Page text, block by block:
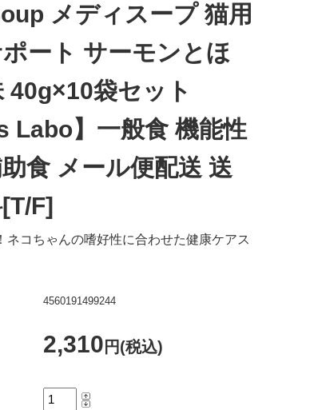
メディスープ 猫用
ート サーモンとほ
40g×10袋セット
Labo】一般食 機能性
食 メール便配送 送
F]
ネコちゃんの嗜好性に合わせた健康ケアス
4560191499244
2,310 円(税込)